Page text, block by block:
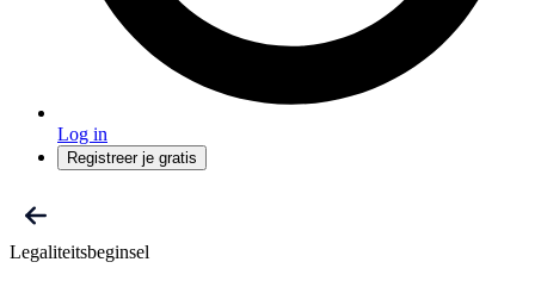
Log in
Registreer je gratis
Legaliteitsbeginsel